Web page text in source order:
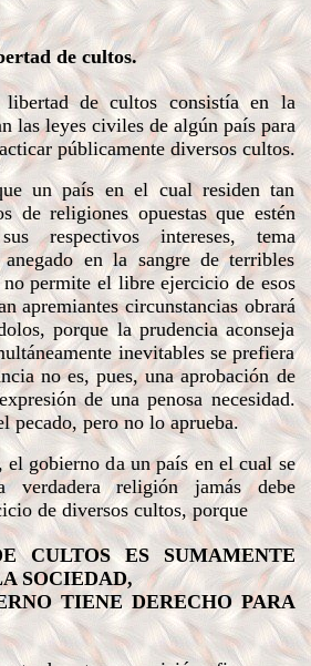
de cultos.
de cultos consistía en la
las leyes civiles de algún país para
públicamente diversos cultos.
un país en el cual residen tan
de religiones opuestas que estén
respectivos intereses, tema
anegado en la sangre de terribles
permite el libre ejercicio de esos
apremiantes circunstancias obrará
porque la prudencia aconseja
inevitables se prefiera
no es, pues, una aprobación de
de una penosa necesidad.
pecado, pero no lo aprueba.
gobierno da un país en el cual se
verdadera religión jamás debe
de diversos cultos, porque
CULTOS ES SUMAMENTE
SOCIEDAD,
TIENE DERECHO PARA